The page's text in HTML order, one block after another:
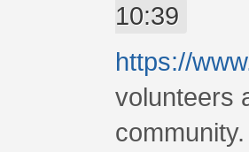
10:39
https://
volunteers